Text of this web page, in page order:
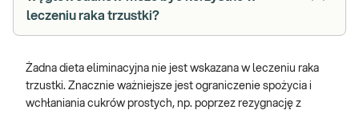
leczeniu raka trzustki?
Żadna dieta eliminacyjna nie jest wskazana w leczeniu raka
trzustki. Znacznie ważniejsze jest ograniczenie spożycia i
wchłaniania cukrów prostych, np. poprzez rezygnację z